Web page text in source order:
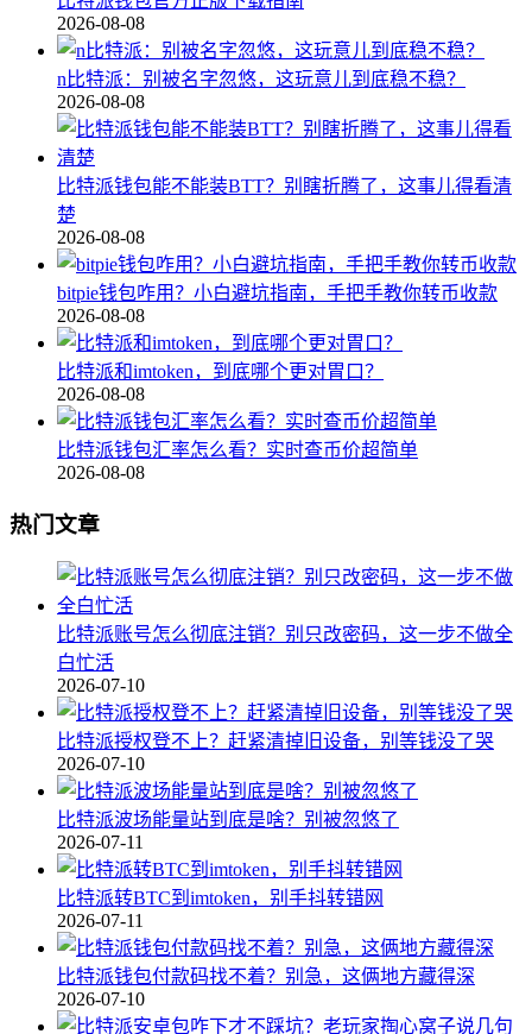
2026-08-08
n比特派：别被名字忽悠，这玩意儿到底稳不稳？
2026-08-08
比特派钱包能不能装BTT？别瞎折腾了，这事儿得看清
楚
2026-08-08
bitpie钱包咋用？小白避坑指南，手把手教你转币收款
2026-08-08
比特派和imtoken，到底哪个更对胃口？
2026-08-08
比特派钱包汇率怎么看？实时查币价超简单
2026-08-08
热门文章
比特派账号怎么彻底注销？别只改密码，这一步不做全
白忙活
2026-07-10
比特派授权登不上？赶紧清掉旧设备，别等钱没了哭
2026-07-10
比特派波场能量站到底是啥？别被忽悠了
2026-07-11
比特派转BTC到imtoken，别手抖转错网
2026-07-11
比特派钱包付款码找不着？别急，这俩地方藏得深
2026-07-10